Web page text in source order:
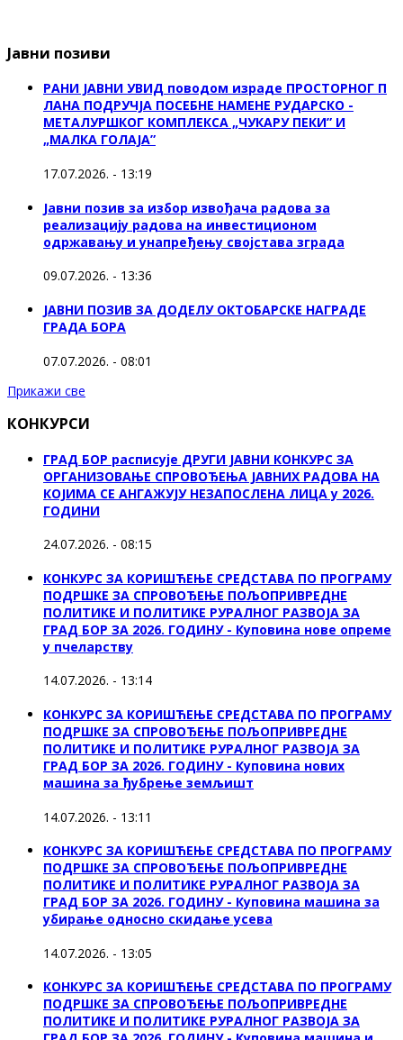
Јавни позиви
РАНИ ЈАВНИ УВИД поводом израде ПРОСТОРНОГ П
ЛАНА ПОДРУЧЈА ПОСЕБНЕ НАМЕНЕ РУДАРСКО -
МЕТАЛУРШКОГ КОМПЛЕКСА „ЧУКАРУ ПЕКИ” И
„МАЛКА ГОЛАЈА”
17.07.2026. - 13:19
Јавни позив за избор извођача радова за
реализацију радова на инвестиционом
одржавању и унапређењу својстава зграда
09.07.2026. - 13:36
ЈАВНИ ПОЗИВ ЗА ДОДЕЛУ ОКТOБАРСКЕ НАГРАДЕ
ГРАДА БОРА
07.07.2026. - 08:01
Прикажи све
КОНКУРСИ
ГРАД БОР расписује ДРУГИ ЈАВНИ КОНКУРС ЗА
ОРГАНИЗОВАЊЕ СПРОВОЂЕЊА ЈАВНИХ РАДОВА НА
КОЈИМА СЕ АНГАЖУЈУ НЕЗАПОСЛЕНА ЛИЦА у 2026.
ГОДИНИ
24.07.2026. - 08:15
КОНКУРС ЗА КОРИШЋЕЊЕ СРЕДСТАВА ПО ПРОГРАМУ
ПОДРШКЕ ЗА СПРОВОЂЕЊЕ ПОЉОПРИВРЕДНЕ
ПОЛИТИКЕ И ПОЛИТИКЕ РУРАЛНОГ РАЗВОЈА ЗА
ГРАД БОР ЗА 2026. ГОДИНУ - Куповина нове опреме
у пчеларству
14.07.2026. - 13:14
КОНКУРС ЗА КОРИШЋЕЊЕ СРЕДСТАВА ПО ПРОГРАМУ
ПОДРШКЕ ЗА СПРОВОЂЕЊЕ ПОЉОПРИВРЕДНЕ
ПОЛИТИКЕ И ПОЛИТИКЕ РУРАЛНОГ РАЗВОЈА ЗА
ГРАД БОР ЗА 2026. ГОДИНУ - Куповина нових
машина за ђубрење земљишт
14.07.2026. - 13:11
КОНКУРС ЗА КОРИШЋЕЊЕ СРЕДСТАВА ПО ПРОГРАМУ
ПОДРШКЕ ЗА СПРОВОЂЕЊЕ ПОЉОПРИВРЕДНЕ
ПОЛИТИКЕ И ПОЛИТИКЕ РУРАЛНОГ РАЗВОЈА ЗА
ГРАД БОР ЗА 2026. ГОДИНУ - Куповинa машина за
убирање односно скидање усева
14.07.2026. - 13:05
КОНКУРС ЗА КОРИШЋЕЊЕ СРЕДСТАВА ПО ПРОГРАМУ
ПОДРШКЕ ЗА СПРОВОЂЕЊЕ ПОЉОПРИВРЕДНЕ
ПОЛИТИКЕ И ПОЛИТИКЕ РУРАЛНОГ РАЗВОЈА ЗА